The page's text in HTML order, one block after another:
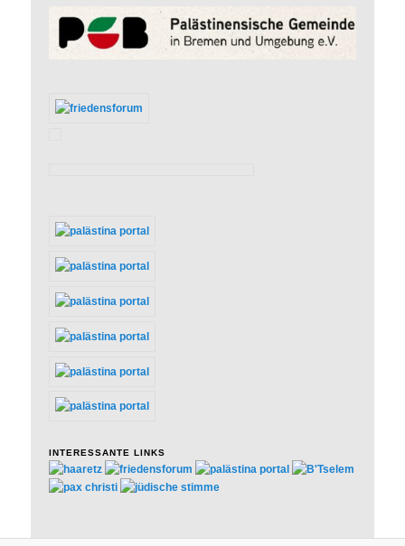
INTERESSANTE LINKS